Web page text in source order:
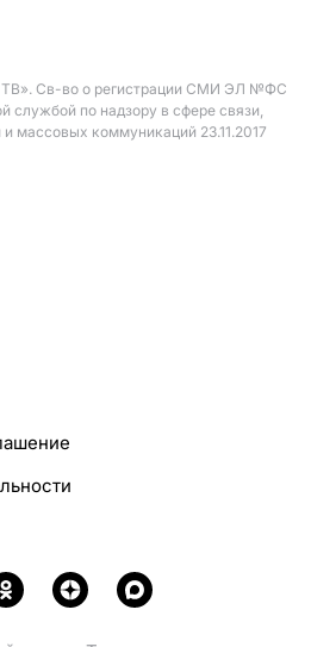
Св-во о регистрации СМИ ЭЛ №ФС
службой по надзору в сфере связи,
массовых коммуникаций 23.11.2017